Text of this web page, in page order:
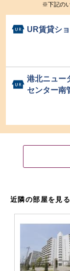
※下記の
UR賃貸シ
港北ニュ
センター南
近隣の部屋を見る